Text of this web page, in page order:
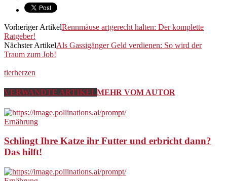
Vorheriger ArtikelRennmäuse artgerecht halten: Der komplette
Ratgeber!
Nächster ArtikelAls Gassigänger Geld verdienen: So wird der
Traum zum Job!
tierherzen
VERWANDTE ARTIKELMEHR VOM AUTOR
Ernährung
Schlingt Ihre Katze ihr Futter und erbricht dann?
Das hilft!